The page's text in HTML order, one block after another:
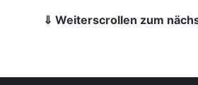
⇓ Weiterscrollen zum